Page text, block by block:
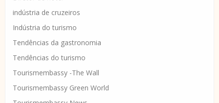
indústria de cruzeiros
Indústria do turismo
Tendências da gastronomia
Tendências do turismo
Tourismembassy -The Wall
Tourismembassy Green World